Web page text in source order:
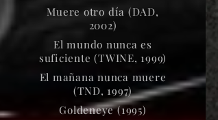
Muere otro día (DAD,
2002)
El mundo nunca es
suficiente (TWINE, 1999)
El mañana nunca muere
(TND, 1997)
Goldeneye (1995)